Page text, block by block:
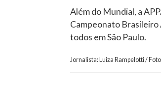
Além do Mundial, a
Campeonato Brasileiro
todos em São Paulo.
Jornalista: Luiza Rampelotti /